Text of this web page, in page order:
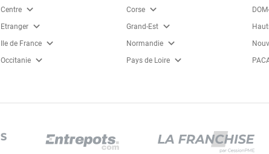
Centre expand_more Corse expand_more
Etranger expand_more Grand-Est expand_more
Ile de France expand_more Normandie expand_more
Occitanie expand_more Pays de Loire expand_more